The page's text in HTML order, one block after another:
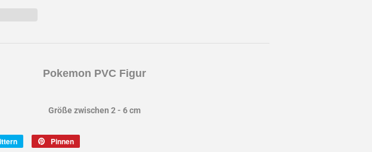
Pokemon PVC Figur
Größe zwischen 2 - 6 cm
Pinnen